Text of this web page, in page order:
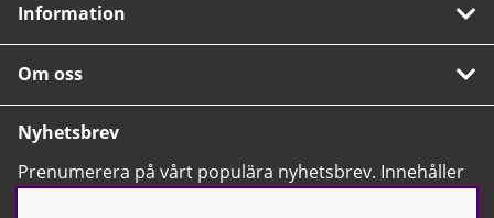
Information
Om oss
Nyhetsbrev
Prenumerera på vårt populära nyhetsbrev. Innehåller
tips, nyheter och våra allra bästa erbjudanden.